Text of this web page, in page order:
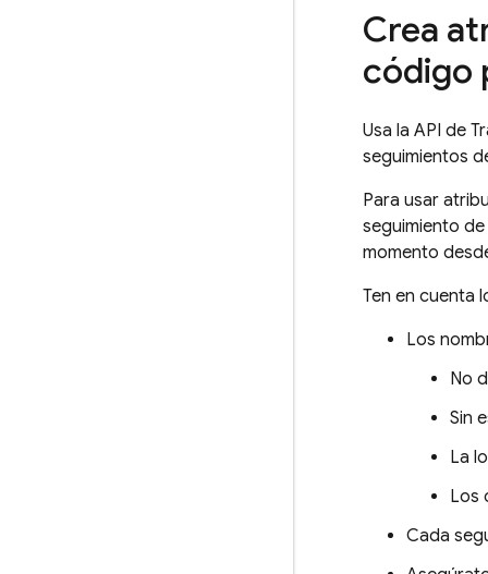
Crea
código
Usa la API de
seguimientos
Para usar
seguimiento
momento
Ten en cuenta
Los
No
Sin
La
Los
Cada